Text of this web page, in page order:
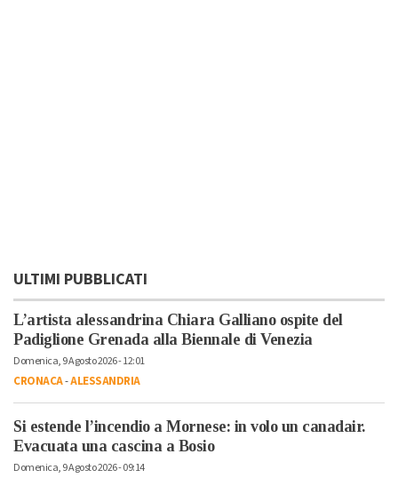
ULTIMI PUBBLICATI
L’artista alessandrina Chiara Galliano ospite del
Padiglione Grenada alla Biennale di Venezia
Domenica, 9 Agosto 2026 - 12:01
CRONACA-ALESSANDRIA
Si estende l’incendio a Mornese: in volo un canadair.
Evacuata una cascina a Bosio
Domenica, 9 Agosto 2026 - 09:14